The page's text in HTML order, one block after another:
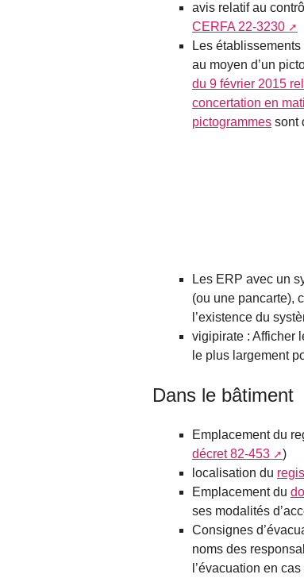
avis relatif au
CERFA 22-3230
Les
au moyen d’un
du 9 février 2015
concertation en
pictogrammes sont
Les ERP avec un
(ou une pancarte),
l’existence du
vigipirate : Afficher
le plus largement
Dans le bâtiment
Emplacement du
décret 82-453
)
localisation du
Emplacement du
ses modalités
Consignes
noms des
l’évacuation en